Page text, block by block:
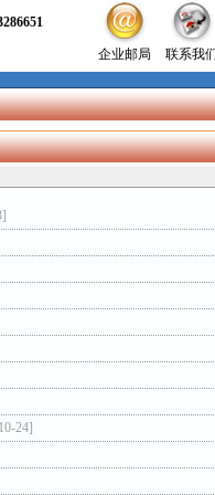
企业邮局 联系我
24]